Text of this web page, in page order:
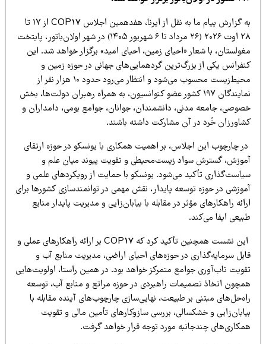
به گزارش پیام ما به نقل از ایرنا، هفدهمین اجلاس COP17 از ۱۷ تا
۲۸ اوت ۲۰۲۶ (۲۶ مرداد تا ۶ شهریور ۱۴۰۵) در شهر اولان‌باتور، پایتخت
با شعار «احیای زمین، احیای امید» برگزار خواهد شد. این
یکی از بزرگ‌ترین گردهمایی‌های جهانی در حوزه زمین و
محیط‌زیست محسوب می‌شود و انتظار می‌رود حدود ۱۰ هزار نفر از
نمایندگان ۱۹۷ کشور عضو کنوانسیون، به همراه رهبران دولت‌ها، بخش
جامعه مدنی، دانشمندان، جوانان، جوامع بومی، دامداران و
خُرد در آن مشارکت داشته باشند.
چارچوب این اجلاس، بر اهمیت همکاری با یونسکو در حوزه ارتقای
گسترش سواد زیست‌محیطی و تقویت پیوند میان علم و
تأکید می‌شود. یونسکو با حمایت از رویکردهای علمی و
در حوزه توسعه پایدار، نقش مهمی در توانمندسازی کشورها برای
راهکارهای مؤثر در مقابله با بیابان‌زایی و مدیریت پایدار منابع
ایفا می‌کند.
این نشست همچنین تأکید کرد که COP17 بر ارائه راهکارهای عملی و
سرمایه‌گذاری در حوزه‌های احیای اراضی، مدیریت منابع آب و
تاب‌آوری جوامع متمرکز خواهد بود. در همین راستا، اولویت‌هایی
اتخاذ تصمیمات راهبردی در حوزه مراتع و منابع آب، توسعه
مبتنی بر طبیعت، نهایی‌سازی چارچوب‌های آینده مقابله با
و خشکسالی، بررسی سازوکارهای تأمین مالی و تقویت
چندجانبه مورد توجه قرار خواهد گرفت.